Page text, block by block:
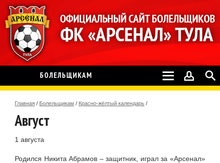
БОЛЕЛЬЩИКАМ
Главная / Болельщикам / Красно-жёлтый календарь /
Август
1 августа
Родился Никита Абрамов – защитник, играл за «Арсенал»